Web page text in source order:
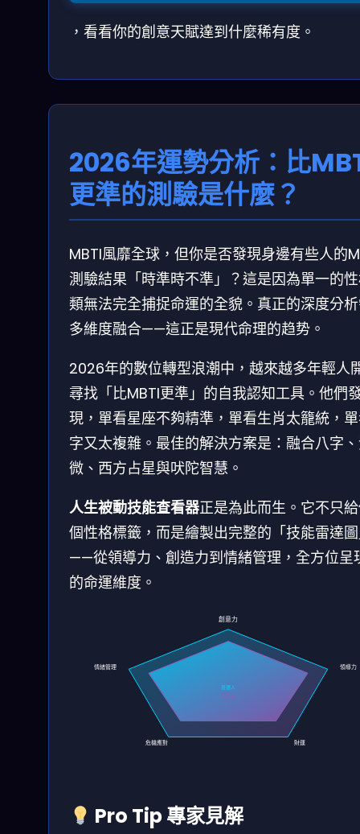
，看看你的創意天賦達到什麼稀有度。
2026年運勢分析：比
更準的測驗是什麼？
MBTI風靡全球，但你是否發現身邊有些人的
測驗結果「時準時不準」？這是因為單一的
類無法完全捕捉命運的全貌。真正的深度分
多維度融合——這正是現代命理的趋势。
2026年的數位轉型浪潮中，越來越多年輕人
尋找「比MBTI更準」的自我認知工具。他們
現，單看星座不夠精準，單看生肖太籠統，
字又太複雜。最佳的解決方案是：融合八字
微、西方占星與吠陀智慧。
人生被動技能查看器正是為此而生。它不只
個性格標籤，而是繪製出完整的「技能雷達
——從領導力、創造力到情緒管理，全方位呈
的命運維度。
創意力
領導力
財運
危機應對
情緒管理
普通人
覺醒者
Pro Tip 專家見解